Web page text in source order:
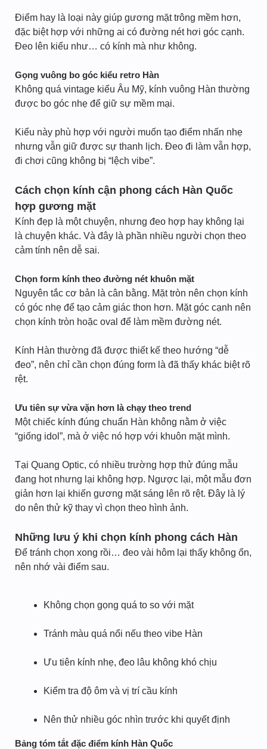
Điểm hay là loại này giúp gương mặt trông mềm hơn,
đặc biệt hợp với những ai có đường nét hơi góc cạnh.
Đeo lên kiểu như… có kính mà như không.
Gọng vuông bo góc kiểu retro Hàn
Không quá vintage kiểu Âu Mỹ, kính vuông Hàn thường
được bo góc nhẹ để giữ sự mềm mại.
Kiểu này phù hợp với người muốn tạo điểm nhấn nhẹ
nhưng vẫn giữ được sự thanh lịch. Đeo đi làm vẫn hợp,
đi chơi cũng không bị “lệch vibe”.
Cách chọn kính cận phong cách Hàn Quốc
hợp gương mặt
Kính đẹp là một chuyện, nhưng đeo hợp hay không lại
là chuyện khác. Và đây là phần nhiều người chọn theo
cảm tính nên dễ sai.
Chọn form kính theo đường nét khuôn mặt
Nguyên tắc cơ bản là cân bằng. Mặt tròn nên chọn kính
có góc nhẹ để tạo cảm giác thon hơn. Mặt góc cạnh nên
chọn kính tròn hoặc oval để làm mềm đường nét.
Kính Hàn thường đã được thiết kế theo hướng “dễ
đeo”, nên chỉ cần chọn đúng form là đã thấy khác biệt rõ
rệt.
Ưu tiên sự vừa vặn hơn là chạy theo trend
Một chiếc kính đúng chuẩn Hàn không nằm ở việc
“giống idol”, mà ở việc nó hợp với khuôn mặt mình.
Tại Quang Optic, có nhiều trường hợp thử đúng mẫu
đang hot nhưng lại không hợp. Ngược lại, một mẫu đơn
giản hơn lại khiến gương mặt sáng lên rõ rệt. Đây là lý
do nên thử kỹ thay vì chọn theo hình ảnh.
Những lưu ý khi chọn kính phong cách Hàn
Để tránh chọn xong rồi… đeo vài hôm lại thấy không ổn,
nên nhớ vài điểm sau.
Không chọn gọng quá to so với mặt
Tránh màu quá nổi nếu theo vibe Hàn
Ưu tiên kính nhẹ, đeo lâu không khó chịu
Kiểm tra độ ôm và vị trí cầu kính
Nên thử nhiều góc nhìn trước khi quyết định
Bảng tóm tắt đặc điểm kính Hàn Quốc